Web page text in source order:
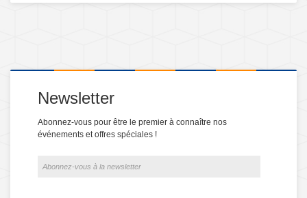
Newsletter
Abonnez-vous pour être le premier à connaître nos
événements et offres spéciales !